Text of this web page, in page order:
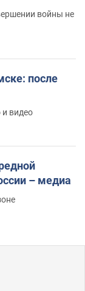
войны не
после
видео
– медиа